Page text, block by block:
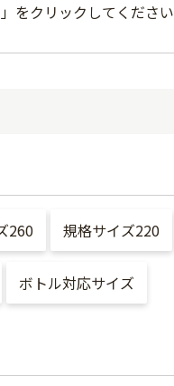
をクリックしてください
260 規格サイズ220
ボトル対応サイズ